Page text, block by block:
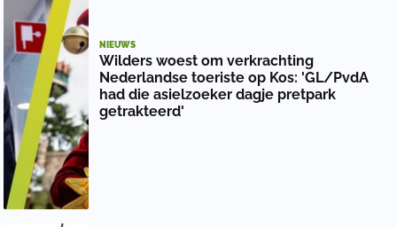
NIEUWS
Wilders woest om verkrachting
Nederlandse toeriste op Kos: 'GL/PvdA
had die asielzoeker dagje pretpark
getrakteerd'